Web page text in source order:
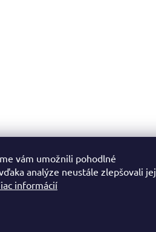
vám umožnili pohodlné
analýze neustále zlepšovali jej
informácií